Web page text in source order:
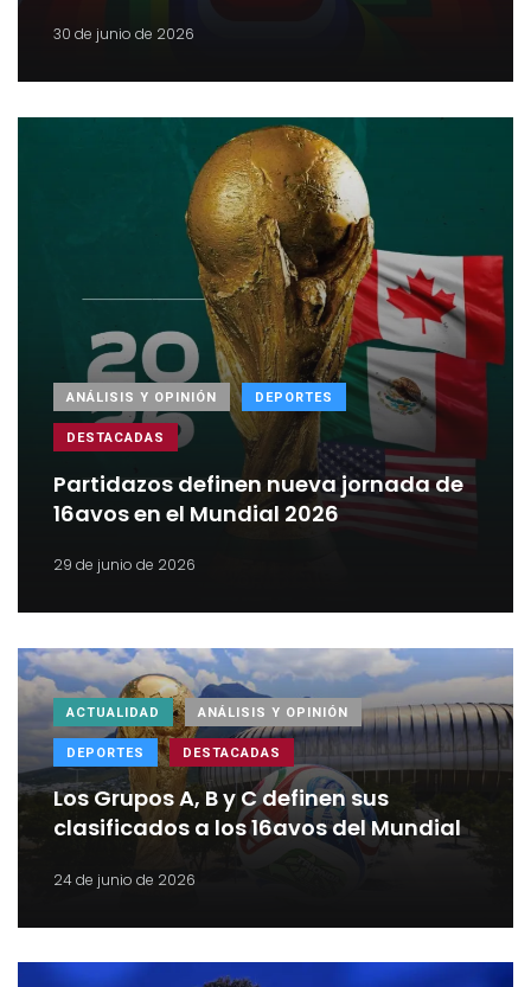
30 de junio de 2026
ANÁLISIS Y OPINIÓN DEPORTES
DESTACADAS
Partidazos definen nueva jornada de
16avos en el Mundial 2026
29 de junio de 2026
ACTUALIDAD ANÁLISIS Y OPINIÓN
DEPORTES DESTACADAS
Los Grupos A, B y C definen sus
clasificados a los 16avos del Mundial
24 de junio de 2026